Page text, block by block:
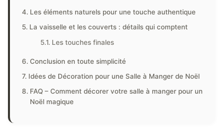
Les éléments naturels pour une touche authentique
La vaisselle et les couverts : détails qui comptent
Les touches finales
Conclusion en toute simplicité
Idées de Décoration pour une Salle à Manger de Noël
FAQ – Comment décorer votre salle à manger pour un
Noël magique